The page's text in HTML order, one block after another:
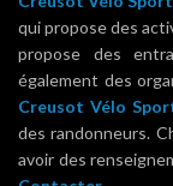
qui propose des
propose des
également des
Creusot Vélo
des randonneurs.
avoir des